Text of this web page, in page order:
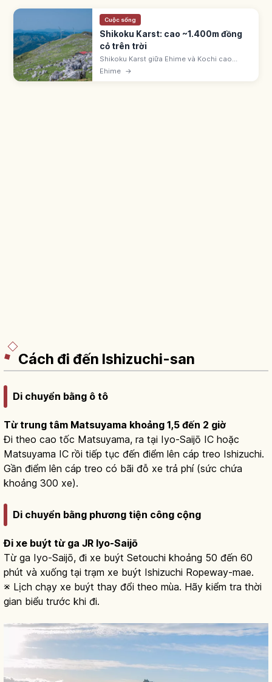
Cuộc sống
Shikoku Karst: cao ~1.400m đồng
cỏ trên trời
Shikoku Karst giữa Ehime và Kochi cao
~1.400m, thuộc ba vùng karst lớn nhất cùng
Ehime →
Cách đi đến Ishizuchi-san
Di chuyển bằng ô tô
Từ trung tâm Matsuyama khoảng 1,5 đến 2 giờ
Đi theo cao tốc Matsuyama, ra tại Iyo-Saijō IC hoặc
Matsuyama IC rồi tiếp tục đến điểm lên cáp treo Ishizuchi.
Gần điểm lên cáp treo có bãi đỗ xe trả phí (sức chứa
khoảng 300 xe).
Di chuyển bằng phương tiện công cộng
Đi xe buýt từ ga JR Iyo-Saijō
Từ ga Iyo-Saijō, đi xe buýt Setouchi khoảng 50 đến 60
phút và xuống tại trạm xe buýt Ishizuchi Ropeway-mae.
※ Lịch chạy xe buýt thay đổi theo mùa. Hãy kiểm tra thời
gian biểu trước khi đi.